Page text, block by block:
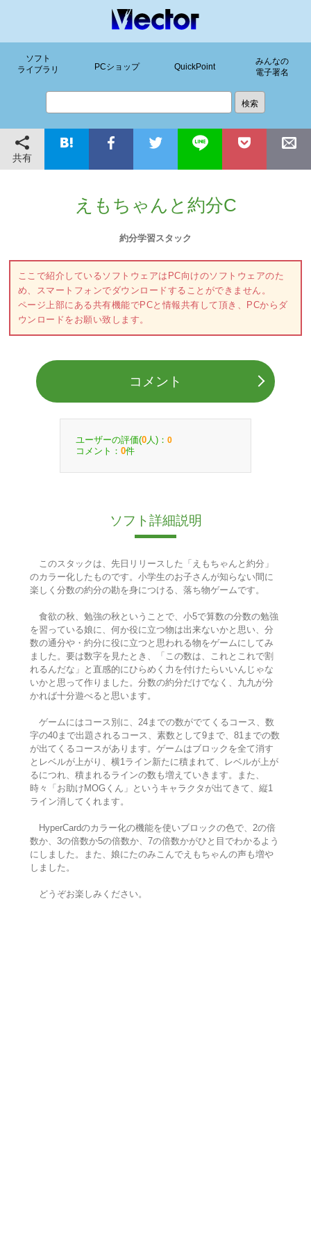
ソフト
ライブラリ
PCショップ QuickPoint
みんなの
電子署名
共有
えもちゃんと約分C
約分学習スタック
ここで紹介しているソフトウェアはPC向けのソフトウェアのた
め、スマートフォンでダウンロードすることができません。
ページ上部にある共有機能でPCと情報共有して頂き、PCからダ
ウンロードをお願い致します。
コメント
ユーザーの評価(0 人)： 0
コメント： 0件
ソフト詳細説明
このスタックは、先日リリースした「えもちゃんと約分」
のカラー化したものです。小学生のお子さんが知らない間に
楽しく分数の約分の勘を身につける、落ち物ゲームです。
食欲の秋、勉強の秋ということで、小5で算数の分数の勉強
を習っている娘に、何か役に立つ物は出来ないかと思い、分
数の通分や・約分に役に立つと思われる物をゲームにしてみ
ました。要は数字を見たとき、「この数は、これとこれで割
れるんだな」と直感的にひらめく力を付けたらいいんじゃな
いかと思って作りました。分数の約分だけでなく、九九が分
かれば十分遊べると思います。
ゲームにはコース別に、24までの数がでてくるコース、数
字の40まで出題されるコース、素数として9まで、81までの数
が出てくるコースがあります。ゲームはブロックを全て消す
とレベルが上がり、横1ライン新たに積まれて、レベルが上が
るにつれ、積まれるラインの数も増えていきます。また、
時々「お助けMOGくん」というキャラクタが出てきて、縦1
ライン消してくれます。
HyperCardのカラー化の機能を使いブロックの色で、2の倍
数か、3の倍数か5の倍数か、7の倍数かがひと目でわかるよう
にしました。また、娘にたのみこんでえもちゃんの声も増や
しました。
どうぞお楽しみください。